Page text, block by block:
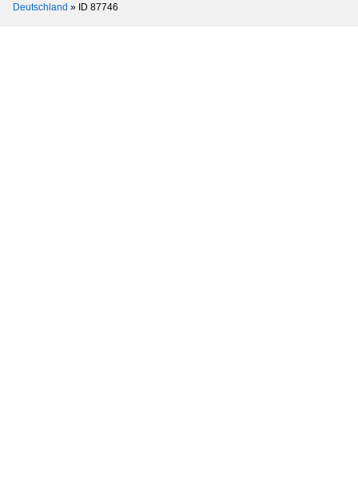
Deutschland » ID 87746